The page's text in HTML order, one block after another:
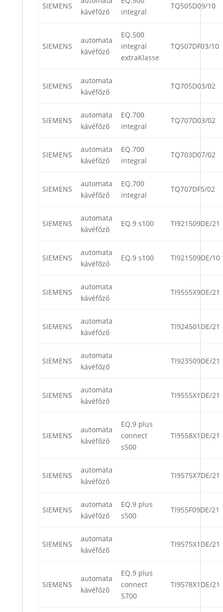
SIEMENS
kávéfőző
integral
TQ505D09/10
SIEMENS
automata
kávéfőző
EQ.500
integral
extraKlasse
TQ507DF03/10
SIEMENS
automata
kávéfőző
TQ705D03/02
SIEMENS
automata
kávéfőző
EQ.700
integral
TQ707D03/02
SIEMENS
automata
kávéfőző
EQ.700
integral
TQ703D07/02
SIEMENS
automata
kávéfőző
EQ.700
integral
TQ707DF5/02
SIEMENS
automata
kávéfőző
EQ.9 s100 TI921509DE/21
SIEMENS
automata
kávéfőző
EQ.9 s100 TI921509DE/10
SIEMENS
automata
kávéfőző
TI9555X9DE/21
SIEMENS
automata
kávéfőző
TI924501DE/21
SIEMENS
automata
kávéfőző
TI923509DE/21
SIEMENS
automata
kávéfőző
TI9555X1DE/21
SIEMENS
automata
kávéfőző
EQ.9 plus
connect
s500
TI9558X1DE/21
SIEMENS
automata
kávéfőző
TI9575X7DE/21
SIEMENS
automata
kávéfőző
EQ.9 plus
s500
TI955F09DE/21
SIEMENS
automata
kávéfőző
TI9575X1DE/21
SIEMENS
automata
kávéfőző
EQ.9 plus
connect
S700
TI9578X1DE/21